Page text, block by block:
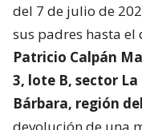
del 7 de julio de
sus padres hasta
Patricio Calpán
3, lote B, sector
Bárbara, región
devolución de una